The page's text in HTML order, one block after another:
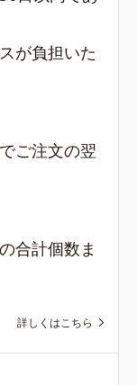
が負担いた
ご注文の翌
合計個数ま
詳しくはこちら